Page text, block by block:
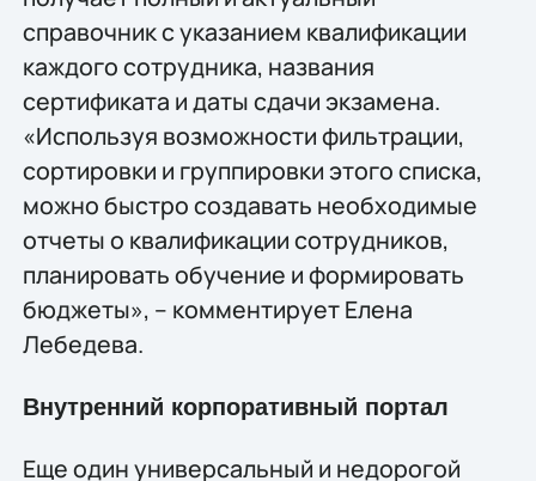
справочник с указанием квалификации
каждого сотрудника, названия
сертификата и даты сдачи экзамена.
«Используя возможности фильтрации,
сортировки и группировки этого списка,
можно быстро создавать необходимые
отчеты о квалификации сотрудников,
планировать обучение и формировать
бюджеты», – комментирует Елена
Лебедева.
Внутренний корпоративный портал
Еще один универсальный и недорогой